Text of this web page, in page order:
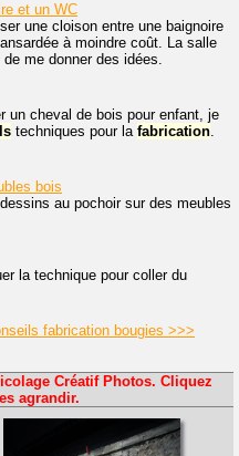
et un WC
une cloison entre une baignoire
à moindre coût. La salle
me donner des idées.
un cheval de bois pour enfant, je
techniques pour la fabrication.
bois
au pochoir sur des meubles
la technique pour coller du
fabrication bougies >>>
Créatif Photos. Cliquez
agrandir.